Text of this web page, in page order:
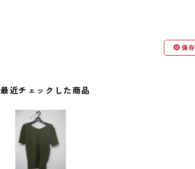
保存
最近チェックした商品